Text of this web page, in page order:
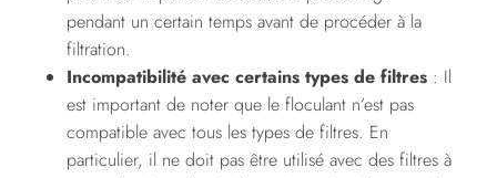
pendant un certain temps avant de procéder à la
filtration.
Incompatibilité avec certains types de filtres : Il
est important de noter que le floculant n’est pas
compatible avec tous les types de filtres. En
particulier, il ne doit pas être utilisé avec des filtres à